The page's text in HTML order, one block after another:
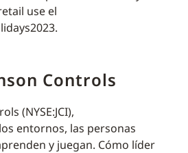
use el
Controls
(NYSE:JCI),
entornos, las personas
y juegan. Cómo líder